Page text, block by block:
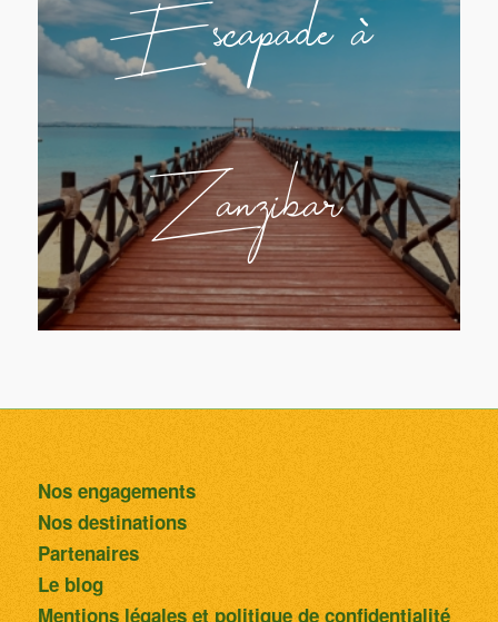
Escapade à
Zanzibar
Nos engagements
Nos destinations
Partenaires
Le blog
Mentions légales et politique de confidentialité